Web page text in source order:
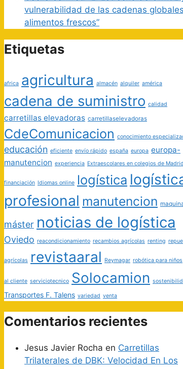
vulnerabilidad de las cadenas
alimentos frescos”
Etiquetas
africa agricultura almacén alquiler américa
cadena de suministro calidad
carretillas elevadoras carretillaselevadoras
CdeComunicacion conocimiento
educación eficiente envío rápido españa europa europa-
manutencion experiencia Extraescolares en colegios de Madrid
financiación Idiomas online logística
profesional manutencion
máster noticias de logística
Oviedo reacondicionamiento recambios agrícolas renting
agrícolas revistaaral Reymagar robótica para niños
al cliente serviciotecnico Solocamion
Transportes F. Talens variedad venta
Comentarios recientes
Jesus Javier Rocha en Carretillas
Trilaterales de DBK: Velocidad En Los